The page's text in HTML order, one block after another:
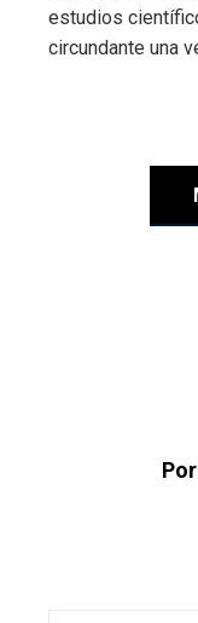
estudios
circundante una